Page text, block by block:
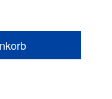
Wert ein